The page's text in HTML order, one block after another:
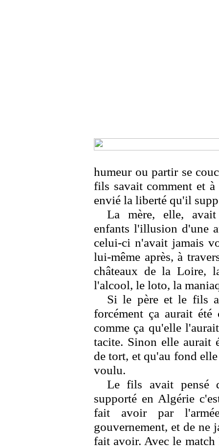
humeur ou partir se
fils savait comment et
envié la liberté qu'il
La mère, elle,
enfants l'illusion d'une
celui-ci n'avait jamais
lui-même après, à
châteaux de la Loire,
l'alcool, le loto, la
Si le père et le fils
forcément ça aurait
comme ça qu'elle
tacite. Sinon elle aurait
de tort, et qu'au fond
voulu.
Le fils avait pensé
supporté en Algérie
fait avoir par
gouvernement, et de ne
fait avoir. Avec le